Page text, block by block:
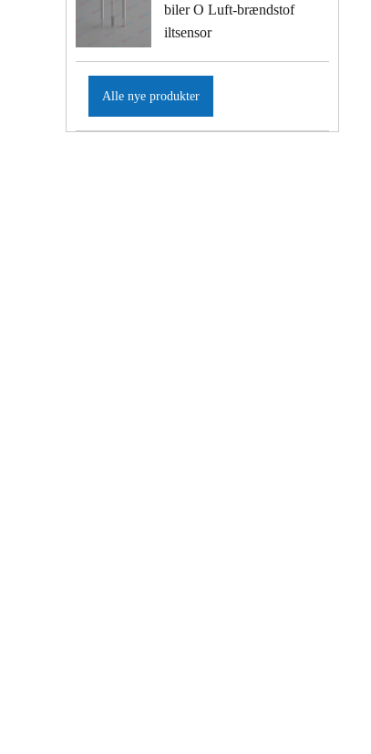
biler O Luft-brændstof
iltsensor
Alle nye produkter